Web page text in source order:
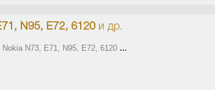
N95, E72, 6120и др.
Nokia N73, E71, N95, E72, 6120 ...